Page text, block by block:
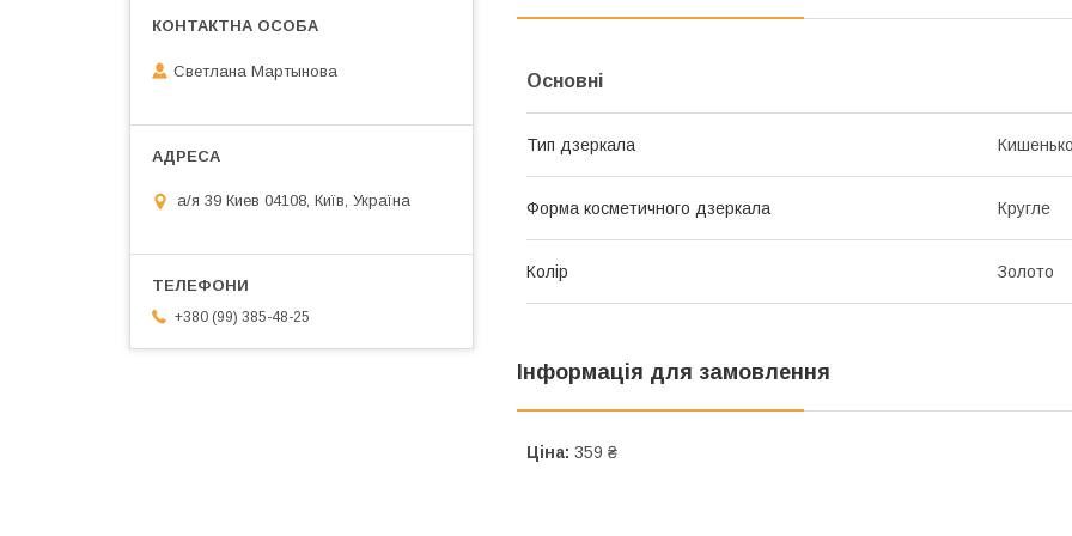
Основні
Тип дзеркала
Форма косметичного дзеркала Кругле
Колір Золото
Інформація для замовлення
Ціна: 359 ₴
Светлана Мартынова
а/я 39 Киев 04108, Київ, Україна
+380 (99) 385-48-25